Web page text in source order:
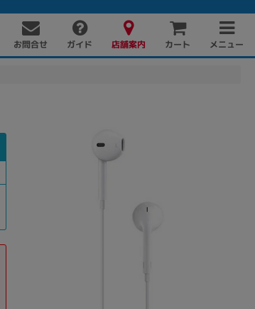
お問合せ ガイド 店舗案内 カート メニュー